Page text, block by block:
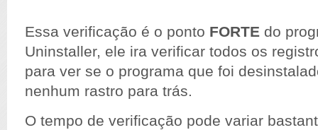
Essa verificação é o ponto FORTE do
Uninstaller, ele ira verificar todos os
para ver se o programa que foi
nenhum rastro para trás.
O tempo de verificação pode variar